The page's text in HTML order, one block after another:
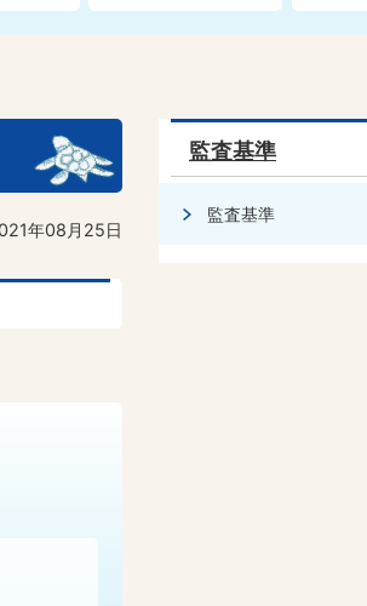
年08月25日
監査基準
監査基準